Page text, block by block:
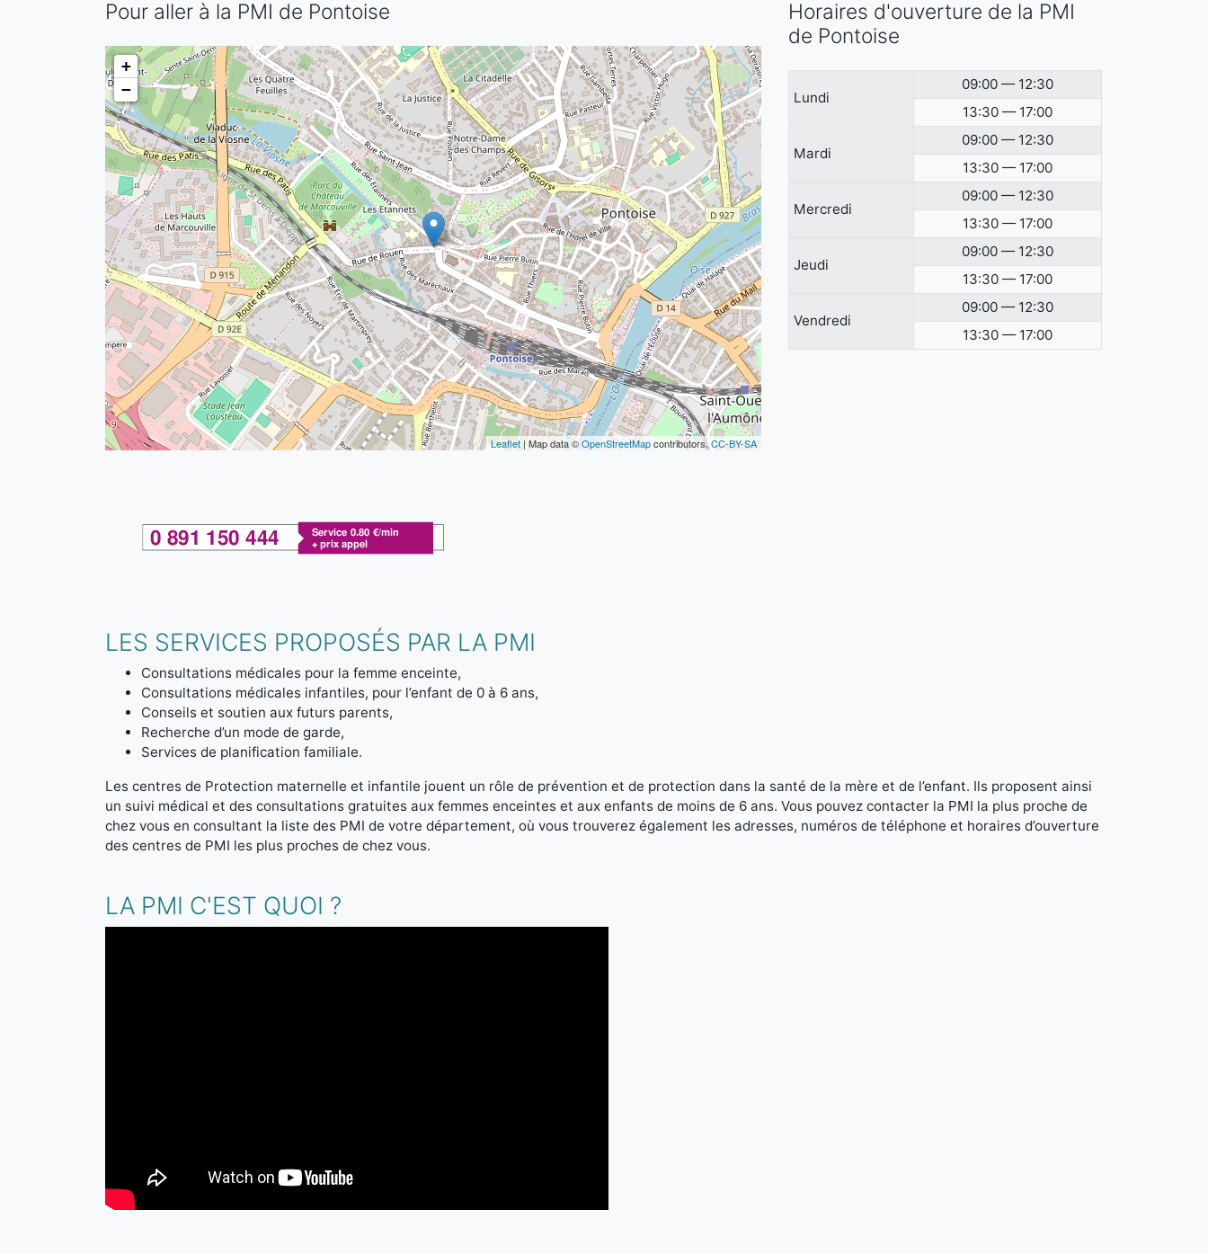
Pour aller à la PMI de Pontoise
+
−
Leaflet | Map data ©OpenStreetMapcontributors,CC-BY-SA
Horaires d'ouverture de la PMI
de Pontoise
Lundi
09:00 — 12:30
13:30 — 17:00
Mardi
09:00 — 12:30
13:30 — 17:00
Mercredi
09:00 — 12:30
13:30 — 17:00
Jeudi
09:00 — 12:30
13:30 — 17:00
Vendredi
09:00 — 12:30
13:30 — 17:00
LES SERVICES PROPOSÉS PAR LA PMI
Consultations médicales pour la femme enceinte,
Consultations médicales infantiles, pour l’enfant de 0 à 6 ans,
Conseils et soutien aux futurs parents,
Recherche d’un mode de garde,
Services de planification familiale.
Les centres de Protection maternelle et infantile jouent un rôle de prévention et de protection dans la santé de la mère et de l’enfant. Ils proposent ainsi
un suivi médical et des consultations gratuites aux femmes enceintes et aux enfants de moins de 6 ans. Vous pouvez contacter la PMI la plus proche de
chez vous en consultant la liste des PMI de votre département, où vous trouverez également les adresses, numéros de téléphone et horaires d’ouverture
des centres de PMI les plus proches de chez vous.
LA PMI C'EST QUOI ?